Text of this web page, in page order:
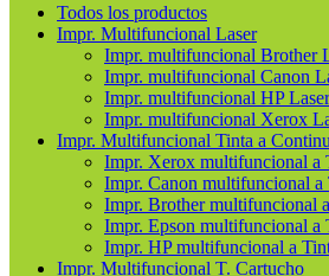
Todos los productos
Impr. Multifuncional Laser
Impr. multifuncional Brother
Impr. multifuncional Canon
Impr. multifuncional HP Laser
Impr. multifuncional Xerox
Impr. Multifuncional Tinta a
Impr. Xerox multifuncional a
Impr. Canon multifuncional a
Impr. Brother multifuncional
Impr. Epson multifuncional a
Impr. HP multifuncional a
Impr. Multifuncional T. Cartucho